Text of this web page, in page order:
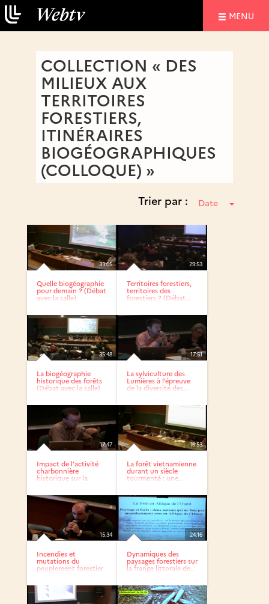
MENU
COLLECTION « DES
MILIEUX AUX
TERRITOIRES
FORESTIERS,
ITINÉRAIRES
BIOGÉOGRAPHIQUES
(COLLOQUE) »
Trier par : Date
33:05
Quelle biogéographie
pour demain ? (Débat
avec la salle)
29:53
Territoires forestiers,
territoires des
forestiers ? (Débat...
35:48
La biogéographie
historique des forêts
(Débat avec la salle)
17:51
La sylviculture des
Lumières à l’épreuve
de la diversité des...
17:47
Impact de l’activité
charbonnière
historique sur la
16:53
La forêt vietnamienne
durant un siècle
tourmenté : une...
15:34
Incendies et
mutations du
peuplement forestier
24:16
Dynamiques des
paysages forestiers sur
la frange littorale de...